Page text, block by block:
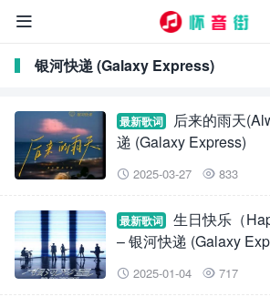

银河快递 (Galaxy Express)
最新歌词
后来的雨天
递 (Galaxy Express)
 2025-03-27  833
最新歌词
生日快乐（
– 银河快递 (Galaxy
 2025-01-04  717